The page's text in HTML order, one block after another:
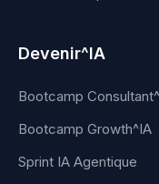
Devenir^IA
Bootcamp
Bootcamp Growth^IA
Sprint IA Agentique